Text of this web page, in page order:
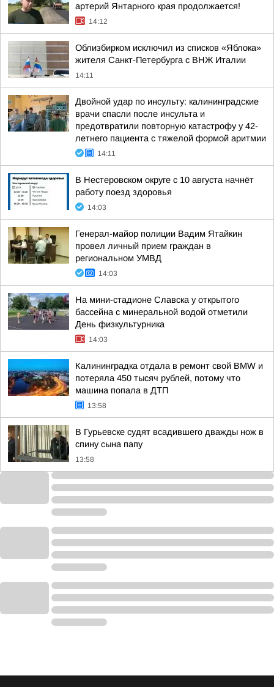
артерий Янтарного края продолжается!
14:12
Облизбирком исключил из списков «Яблока»
жителя Санкт-Петербурга с ВНЖ Италии
14:11
Двойной удар по инсульту: калининградские
врачи спасли после инсульта и
предотвратили повторную катастрофу у 42-
летнего пациента с тяжелой формой аритмии
14:11
В Нестеровском округе с 10 августа начнёт
работу поезд здоровья
14:03
Генерал-майор полиции Вадим Ятайкин
провел личный прием граждан в
региональном УМВД
14:03
На мини-стадионе Славска у открытого
бассейна с минеральной водой отметили
День физкультурника
14:03
Калининградка отдала в ремонт свой BMW и
потеряла 450 тысяч рублей, потому что
машина попала в ДТП
13:58
В Гурьевске судят всадившего дважды нож в
спину сына папу
13:58